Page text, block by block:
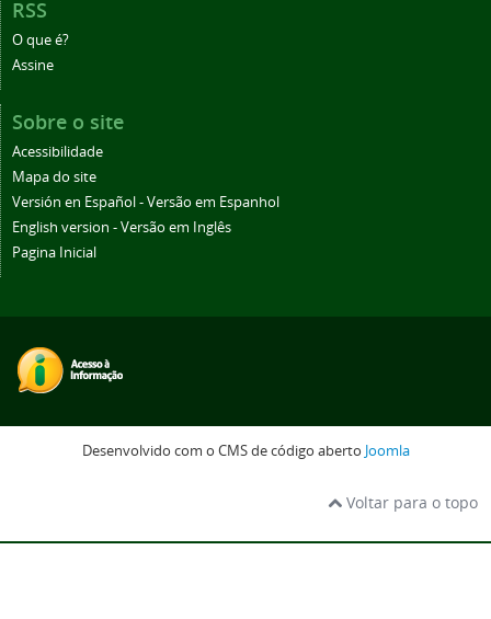
RSS
O que é?
Assine
Sobre o site
Acessibilidade
Mapa do site
Versión en Español - Versão em Espanhol
English version - Versão em Inglês
Pagina Inicial
Desenvolvido com o CMS de código aberto Joomla
Voltar para o topo